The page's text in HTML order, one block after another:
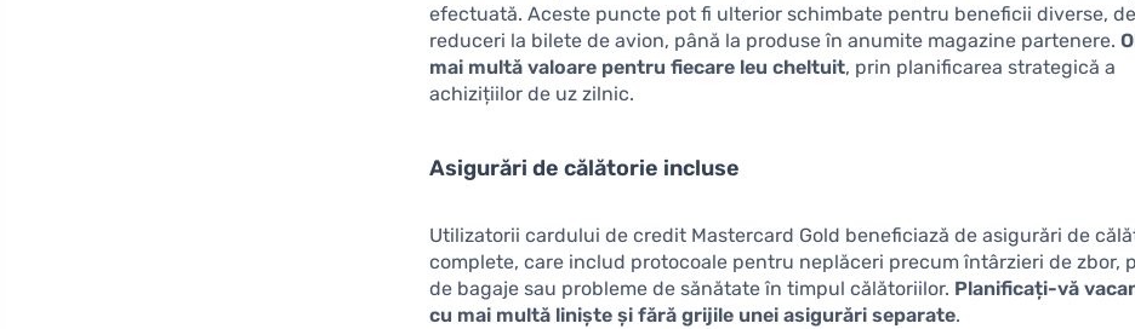
efectuată. Aceste puncte pot fi ulterior schimbate pentru beneficii diverse,
reduceri la bilete de avion, până la produse în anumite magazine partenere.
mai multă valoare pentru fiecare leu cheltuit, prin planificarea strategică a
achizițiilor de uz zilnic.
Asigurări de călătorie incluse
Utilizatorii cardului de credit Mastercard Gold beneficiază de asigurări de
complete, care includ protocoale pentru neplăceri precum întârzieri de zbor,
de bagaje sau probleme de sănătate în timpul călătoriilor. Planificați-vă
cu mai multă liniște și fără grijile unei asigurări separate.